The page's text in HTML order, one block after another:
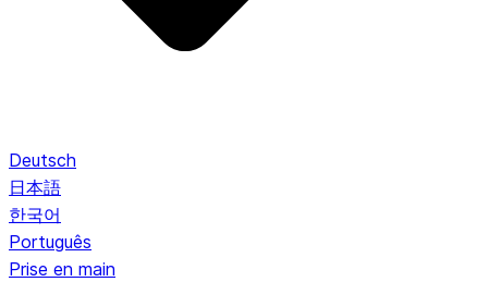
Deutsch
日本語
한국어
Português
Prise en main